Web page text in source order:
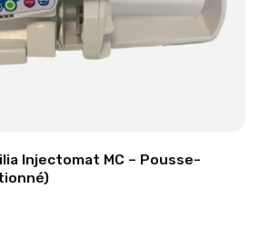
Injectomat MC – Pousse-